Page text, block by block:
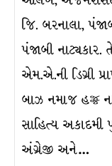
જિ. બરનાલા,
પંજાબી
એમ.એ.ની ડિગ્રી
બાઝ નમાજ હજ્જ
સાહિત્ય
અંગ્રેજી અને…